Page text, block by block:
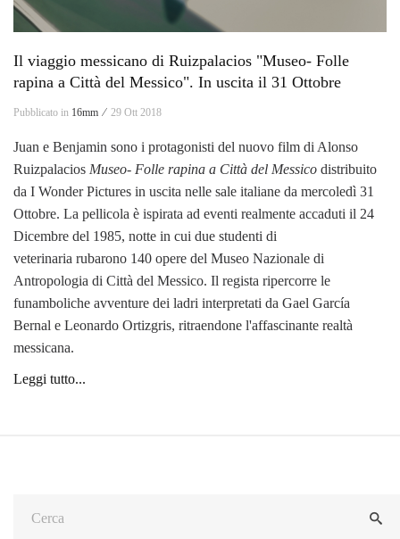
Il viaggio messicano di Ruizpalacios "Museo- Folle
rapina a Città del Messico". In uscita il 31 Ottobre
Pubblicato in 16mm ⁄ 29 Ott 2018
Juan e Benjamin sono i protagonisti del nuovo film di Alonso
Ruizpalacios Museo- Folle rapina a Città del Messico distribuito
da I Wonder Pictures in uscita nelle sale italiane da mercoledì 31
Ottobre. La pellicola è ispirata ad eventi realmente accaduti il 24
Dicembre del 1985, notte in cui due studenti di
veterinaria rubarono 140 opere del Museo Nazionale di
Antropologia di Città del Messico. Il regista ripercorre le
funamboliche avventure dei ladri interpretati da Gael García
Bernal e Leonardo Ortizgris, ritraendone l'affascinante realtà
messicana.
Leggi tutto...